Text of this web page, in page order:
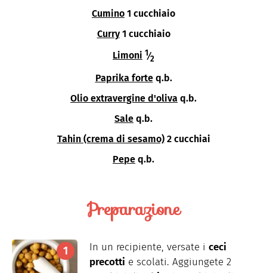
Cumino 1 cucchiaio
Curry 1 cucchiaio
Limoni 1⁄2
Paprika forte q.b.
Olio extravergine d'oliva q.b.
Sale q.b.
Tahin (crema di sesamo) 2 cucchiai
Pepe q.b.
Preparazione
In un recipiente, versate i ceci
precotti e scolati. Aggiungete 2